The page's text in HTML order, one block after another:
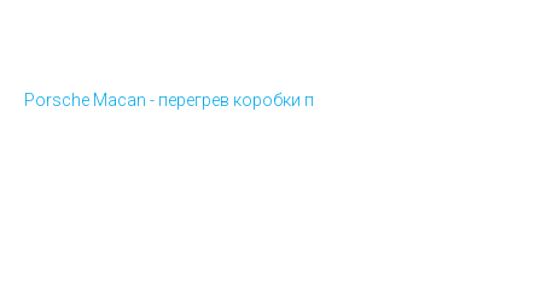
Porsche Macan - перегрев коробки п